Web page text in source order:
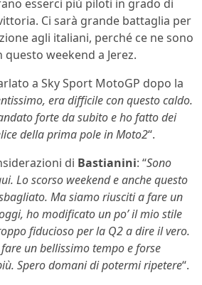
esserci più piloti in grado di
Ci sarà grande battaglia per
agli italiani, perché ce ne sono
weekend a Jerez.
a Sky Sport MotoGP dopo la
era difficile con questo caldo.
forte da subito e ho fatto dei
della prima pole in Moto2“.
di Bastianini: “Sono
Lo scorso weekend e anche questo
Ma siamo riusciti a fare un
ho modificato un po’ il mio stile
fiducioso per la Q2 a dire il vero.
un bellissimo tempo e forse
Spero domani di potermi ripetere“.